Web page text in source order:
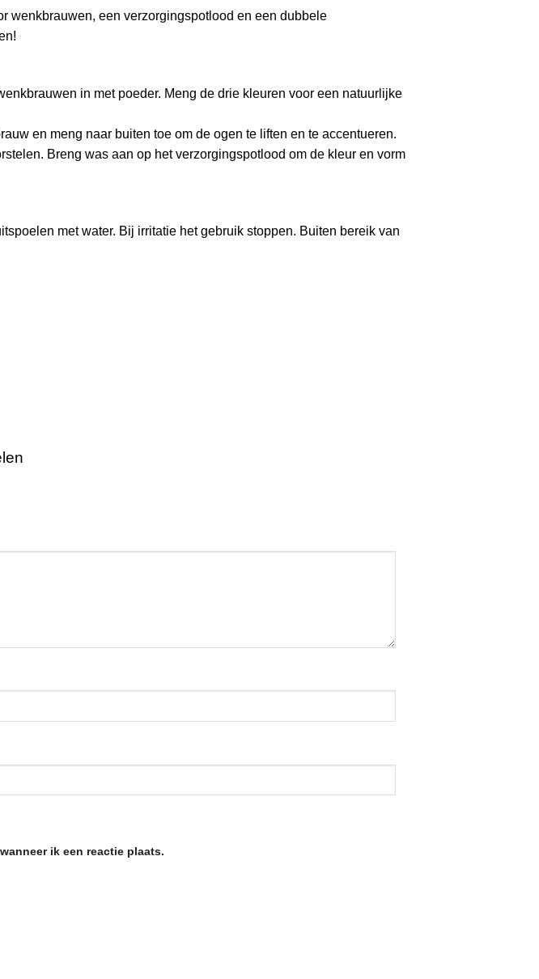
wenkbrauwen, een verzorgingspotlood en een dubbele
in met poeder. Meng de drie kleuren voor een natuurlijke
en meng naar buiten toe om de ogen te liften en te accentueren.
Breng was aan op het verzorgingspotlood om de kleur en vorm
met water. Bij irritatie het gebruik stoppen. Buiten bereik van
ik een reactie plaats.